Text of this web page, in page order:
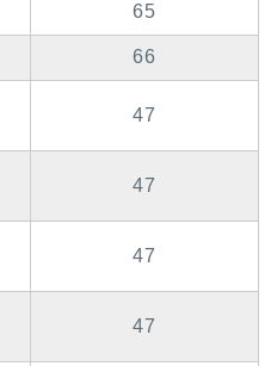
65
66
47
47
47
47